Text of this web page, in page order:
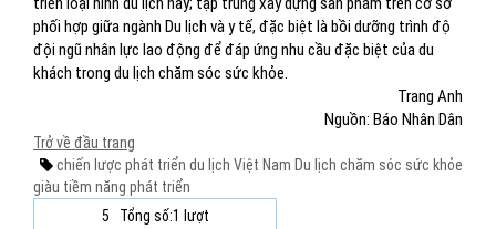
phối hợp giữa ngành Du lịch và y tế, đặc biệt là bồi dưỡng trình độ
đội ngũ nhân lực lao động để đáp ứng nhu cầu đặc biệt của du
khách trong du lịch chăm sóc sức khỏe.
Trang Anh
Nguồn: Báo Nhân Dân
Trở về đầu trang
chiến lược phát triển du lịch Việt Nam Du lịch chăm sóc sức khỏe
giàu tiềm năng phát triển
5
Tổng số:1 lượt